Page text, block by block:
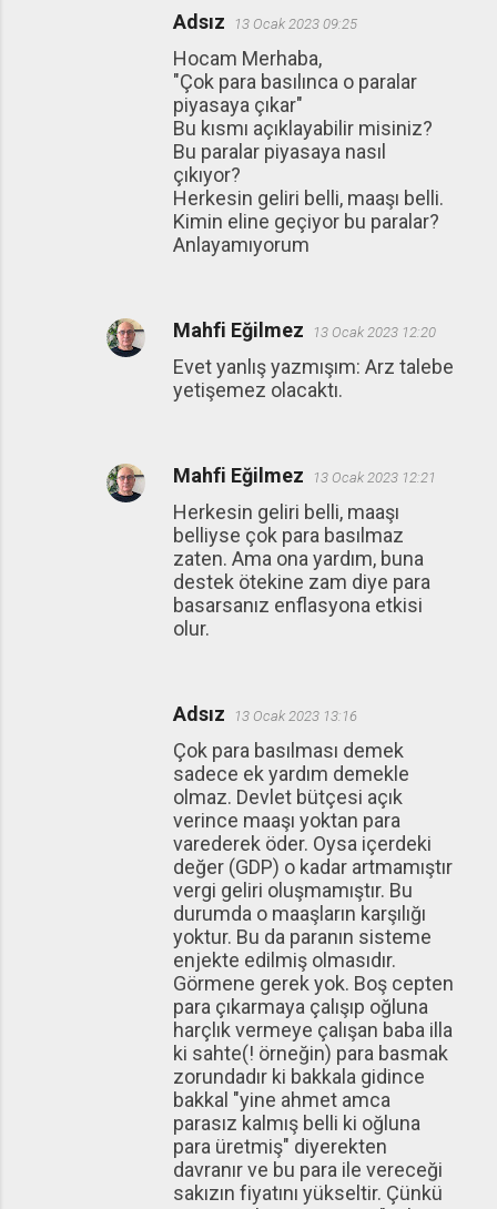
Adsız 13 Ocak 2023 09:25
Hocam Merhaba,
"Çok para basılınca o paralar
piyasaya çıkar"
Bu kısmı açıklayabilir misiniz?
Bu paralar piyasaya nasıl
çıkıyor?
Herkesin geliri belli, maaşı belli.
Kimin eline geçiyor bu paralar?
Anlayamıyorum
Mahfi Eğilmez 13 Ocak 2023 12:20
Evet yanlış yazmışım: Arz talebe
yetişemez olacaktı.
Mahfi Eğilmez 13 Ocak 2023 12:21
Herkesin geliri belli, maaşı
belliyse çok para basılmaz
zaten. Ama ona yardım, buna
destek ötekine zam diye para
basarsanız enflasyona etkisi
olur.
Adsız 13 Ocak 2023 13:16
Çok para basılması demek
sadece ek yardım demekle
olmaz. Devlet bütçesi açık
verince maaşı yoktan para
varederek öder. Oysa içerdeki
değer (GDP) o kadar artmamıştır
vergi geliri oluşmamıştır. Bu
durumda o maaşların karşılığı
yoktur. Bu da paranın sisteme
enjekte edilmiş olmasıdır.
Görmene gerek yok. Boş cepten
para çıkarmaya çalışıp oğluna
harçlık vermeye çalışan baba illa
ki sahte(! örneğin) para basmak
zorundadır ki bakkala gidince
bakkal "yine ahmet amca
parasız kalmış belli ki oğluna
para üretmiş" diyerekten
davranır ve bu para ile vereceği
sakızın fiyatını yükseltir. Çünkü